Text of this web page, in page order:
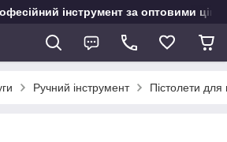
інструмент за оптовими
Ручний інструмент Пістолети для